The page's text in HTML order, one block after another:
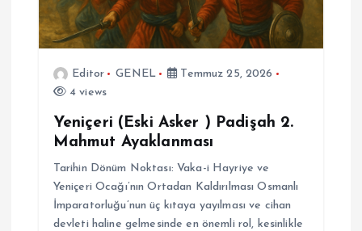
Editor GENEL
Temmuz 25, 2026
4 views
Yeniçeri (Eski Asker ) Padişah 2.
Mahmut Ayaklanması
Tarihin Dönüm Noktası: Vaka-i Hayriye ve
Yeniçeri Ocağı’nın Ortadan Kaldırılması Osmanlı
İmparatorluğu’nun üç kıtaya yayılması ve cihan
devleti haline gelmesinde en önemli rol, kesinlikle